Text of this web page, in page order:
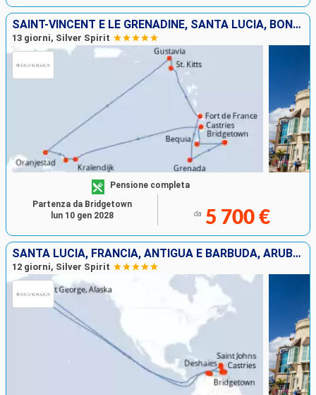
SAINT-VINCENT E LE GRENADINE, SANTA LUCIA, BONAIRE, ARUBA, FRANCIA, ANTIGUA E BARBUDA, MARTINICA, GRENADA, BARBADOS
13 giorni, Silver Spirit
Pensione completa
da 5 700 €
Partenza da Bridgetown
lun 10 gen 2028
SANTA LUCIA, FRANCIA, ANTIGUA E BARBUDA, ARUBA, BONAIRE, GRENADA, SAINT-VINCENT E LE GRENADINE, BARBADOS
12 giorni, Silver Spirit